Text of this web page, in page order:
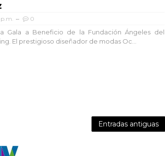
p.m. 0
Gala a Beneficio de la Fundación Ángeles del
El prestigioso diseñador de modas Oc...
Entradas antiguas